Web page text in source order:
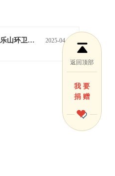
2023年天府慈善月 “情系乐山环卫学子”公益捐赠活动 2025-04-07
返回顶部
我 要
捐 赠